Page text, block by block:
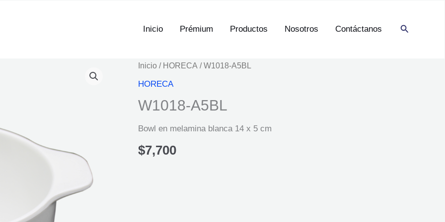
Inicio Prémium Productos Nosotros Contáctanos Buscar
Inicio/ HORECA / W1018-A5BL
HORECA
W1018-A5BL
Bowl en melamina blanca 14 x 5 cm
$7,700